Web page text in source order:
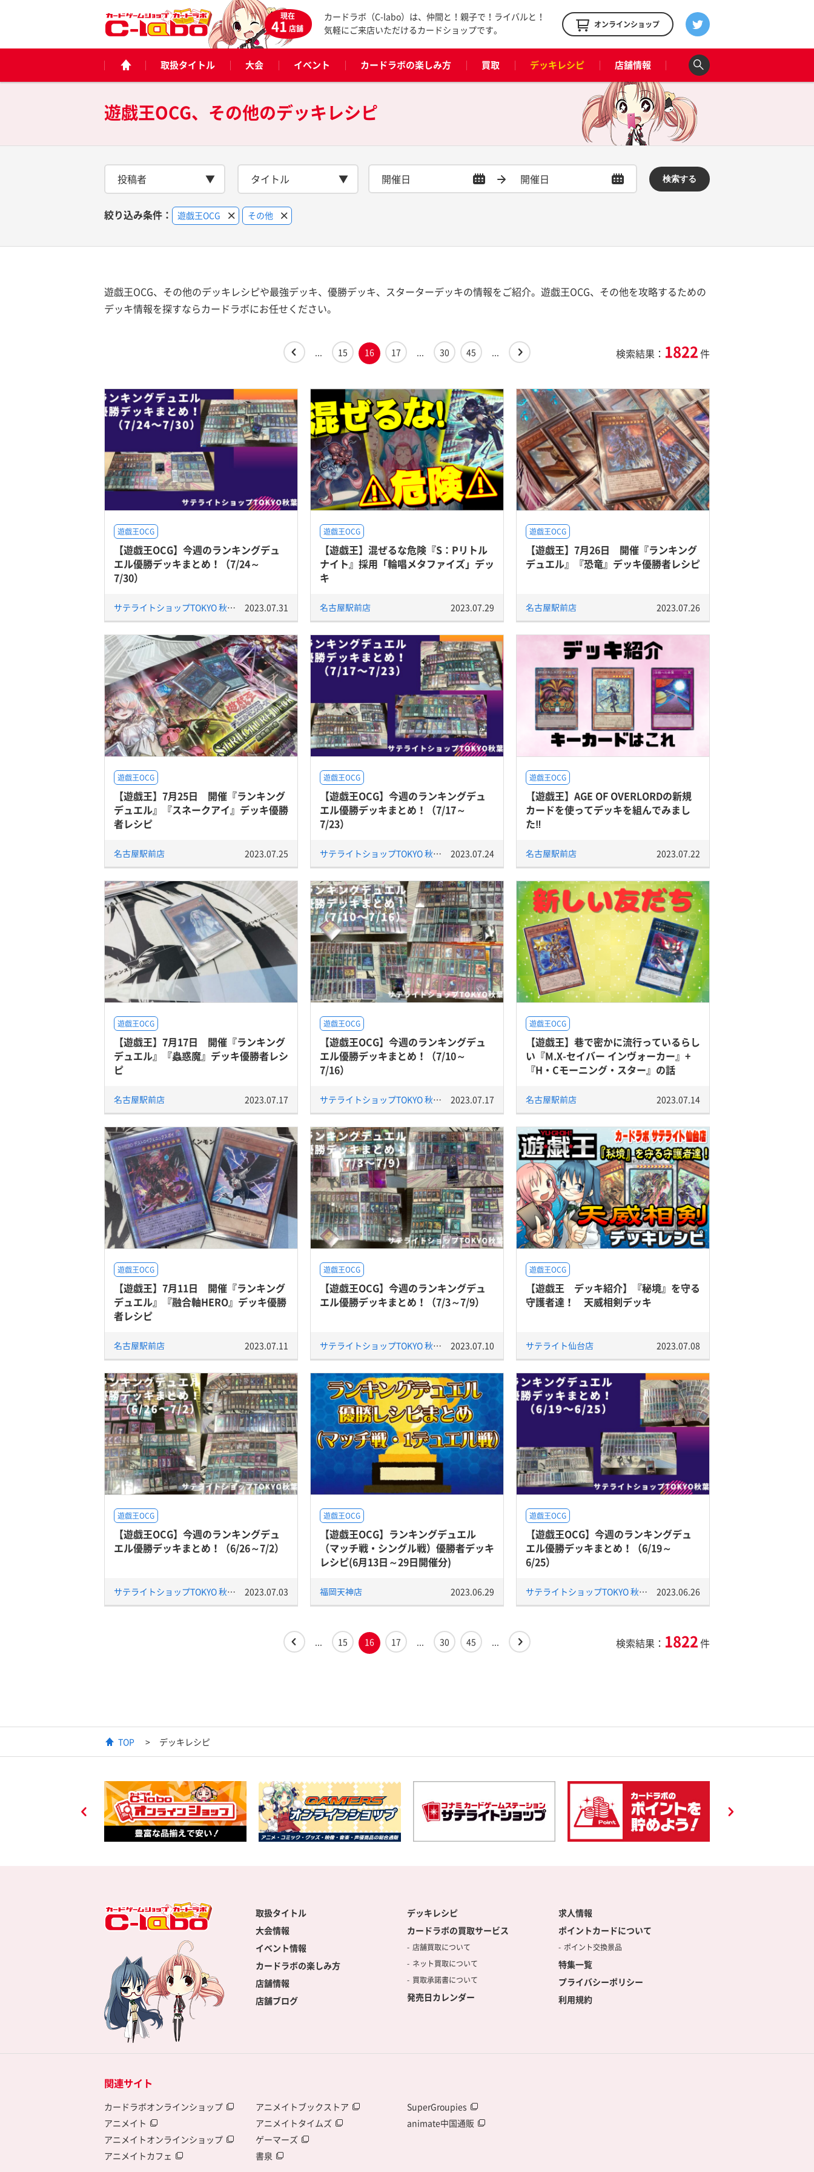
現在
41店舗
カードラボ（C-labo）は、仲間と！親子で！ライバルと！
気軽にご来店いただけるカードショップです。
オンラインショップ
取扱タイトル 大会 イベント カードラボの楽しみ方 買取 デッキレシピ 店舗情報
遊戯王OCG、その他のデッキレシピ
投稿者 タイトル 検索する
絞り込み条件： 遊戯王OCG その他
遊戯王OCG、その他のデッキレシピや最強デッキ、優勝デッキ、スターターデッキの情報をご紹介。遊戯王OCG、その他を攻略するための
デッキ情報を探すならカードラボにお任せください。
... 15 16 17 ... 30 45 ... 検索結果： 1822件
遊戯王OCG
【遊戯王OCG】今週のランキングデュ
エル優勝デッキまとめ！（7/24～
7/30）
サテライトショップTOKYO 秋葉原店 2023.07.31
遊戯王OCG
【遊戯王】混ぜるな危険『S：Pリトル
ナイト』採用「輪唱メタファイズ」デッ
キ
名古屋駅前店 2023.07.29
遊戯王OCG
【遊戯王】7月26日 開催『ランキング
デュエル』『恐竜』デッキ優勝者レシピ
名古屋駅前店 2023.07.26
遊戯王OCG
【遊戯王】7月25日 開催『ランキング
デュエル』『スネークアイ』デッキ優勝
者レシピ
名古屋駅前店 2023.07.25
遊戯王OCG
【遊戯王OCG】今週のランキングデュ
エル優勝デッキまとめ！（7/17～
7/23）
サテライトショップTOKYO 秋葉原店 2023.07.24
遊戯王OCG
【遊戯王】AGE OF OVERLORDの新規
カードを使ってデッキを組んでみまし
た‼
名古屋駅前店 2023.07.22
遊戯王OCG
【遊戯王】7月17日 開催『ランキング
デュエル』『蟲惑魔』デッキ優勝者レシ
ピ
名古屋駅前店 2023.07.17
遊戯王OCG
【遊戯王OCG】今週のランキングデュ
エル優勝デッキまとめ！（7/10～
7/16）
サテライトショップTOKYO 秋葉原店 2023.07.17
遊戯王OCG
【遊戯王】巷で密かに流行っているらし
い『M.X-セイバー インヴォーカー』+
『H・Cモーニング・スター』の話
名古屋駅前店 2023.07.14
遊戯王OCG
【遊戯王】7月11日 開催『ランキング
デュエル』『融合軸HERO』デッキ優勝
者レシピ
名古屋駅前店 2023.07.11
遊戯王OCG
【遊戯王OCG】今週のランキングデュ
エル優勝デッキまとめ！（7/3～7/9）
サテライトショップTOKYO 秋葉原店 2023.07.10
遊戯王OCG
【遊戯王 デッキ紹介】『秘境』を守る
守護者達！ 天威相剣デッキ
サテライト仙台店 2023.07.08
遊戯王OCG
【遊戯王OCG】今週のランキングデュ
エル優勝デッキまとめ！（6/26～7/2）
サテライトショップTOKYO 秋葉原店 2023.07.03
遊戯王OCG
【遊戯王OCG】ランキングデュエル
（マッチ戦・シングル戦）優勝者デッキ
レシピ(6月13日～29日開催分)
福岡天神店 2023.06.29
遊戯王OCG
【遊戯王OCG】今週のランキングデュ
エル優勝デッキまとめ！（6/19～
6/25）
サテライトショップTOKYO 秋葉原店 2023.06.26
... 15 16 17 ... 30 45 ... 検索結果： 1822件
TOP デッキレシピ
取扱タイトル
大会情報
イベント情報
カードラボの楽しみ方
店舗情報
店舗ブログ
デッキレシピ
カードラボの買取サービス
店舗買取について
ネット買取について
買取承諾書について
発売日カレンダー
求人情報
ポイントカードについて
ポイント交換景品
特集一覧
プライバシーポリシー
利用規約
関連サイト
カードラボオンラインショップ
アニメイト
アニメイトオンラインショップ
アニメイトカフェ
アニメイトブックストア
アニメイトタイムズ
ゲーマーズ
書泉
SuperGroupies
animate中国通販